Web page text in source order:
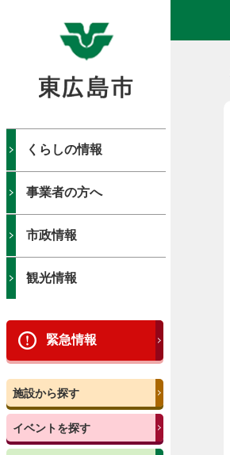
くらしの情報
事業者の方へ
市政情報
観光情報
緊急情報
施設から探す
イベントを探す